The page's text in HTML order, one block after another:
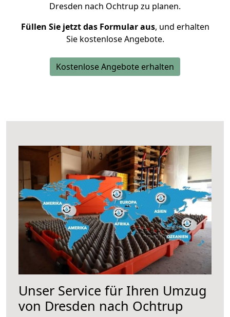
Dresden nach Ochtrup zu planen.
Füllen Sie jetzt das Formular aus, und erhalten
Sie kostenlose Angebote.
Kostenlose Angebote erhalten
Unser Service für Ihren Umzug
von Dresden nach Ochtrup